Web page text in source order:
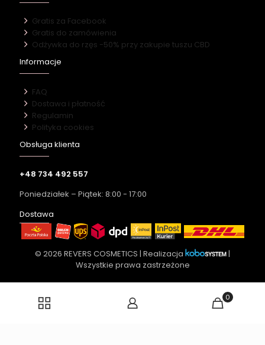
Gratis za Facebook
Gratis do zamówienia
Odżywka do rzęs -50% przy zakupie tuszu CBD
Informacje
FAQ
Dostawa i płatność
Regulamin
Polityka cookies
Obsługa klienta
+48 734 492 557
Poniedziałek – Piątek: 8:00 - 17:00
Dostawa
© 2026 REVERS COSMETICS | Realizacja
|
Wszystkie prawa zastrzeżone
0